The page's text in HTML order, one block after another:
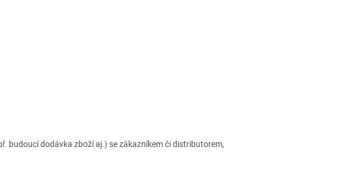
budoucí dodávka zboží aj.) se zákazníkem či distributorem,